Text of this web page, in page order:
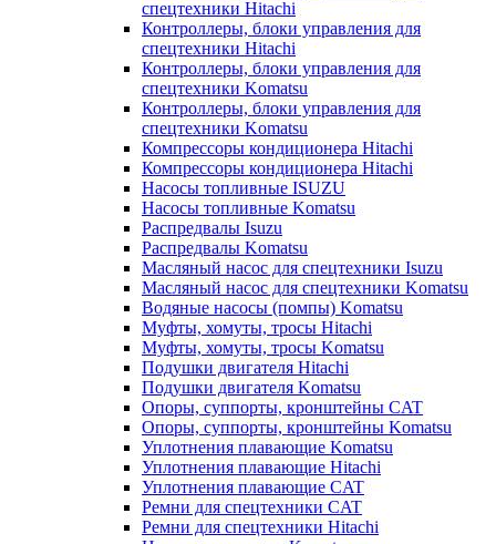
спецтехники Hitachi
Контроллеры, блоки управления для
спецтехники Hitachi
Контроллеры, блоки управления для
спецтехники Komatsu
Контроллеры, блоки управления для
спецтехники Komatsu
Компрессоры кондиционера Hitachi
Компрессоры кондиционера Hitachi
Насосы топливные ISUZU
Насосы топливные Komatsu
Распредвалы Isuzu
Распредвалы Komatsu
Масляный насос для спецтехники Isuzu
Масляный насос для спецтехники Komatsu
Водяные насосы (помпы) Komatsu
Муфты, хомуты, тросы Hitachi
Муфты, хомуты, тросы Komatsu
Подушки двигателя Hitachi
Подушки двигателя Komatsu
Опоры, суппорты, кронштейны CAT
Опоры, суппорты, кронштейны Komatsu
Уплотнения плавающие Komatsu
Уплотнения плавающие Hitachi
Уплотнения плавающие CAT
Ремни для спецтехники CAT
Ремни для спецтехники Hitachi